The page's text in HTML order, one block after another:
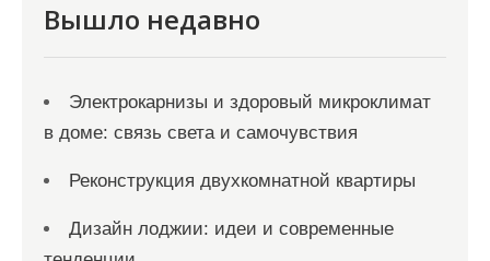
Вышло недавно
Электрокарнизы и здоровый микроклимат
в доме: связь света и самочувствия
Реконструкция двухкомнатной квартиры
Дизайн лоджии: идеи и современные